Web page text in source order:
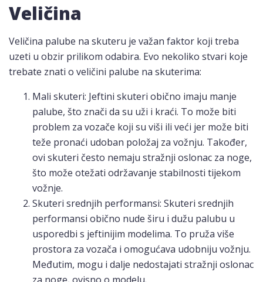
Veličina
Veličina palube na skuteru je važan faktor koji treba
uzeti u obzir prilikom odabira. Evo nekoliko stvari koje
trebate znati o veličini palube na skuterima:
Mali skuteri: Jeftini skuteri obično imaju manje
palube, što znači da su uži i kraći. To može biti
problem za vozače koji su viši ili veći jer može biti
teže pronaći udoban položaj za vožnju. Također,
ovi skuteri često nemaju stražnji oslonac za noge,
što može otežati održavanje stabilnosti tijekom
vožnje.
Skuteri srednjih performansi: Skuteri srednjih
performansi obično nude širu i dužu palubu u
usporedbi s jeftinijim modelima. To pruža više
prostora za vozača i omogućava udobniju vožnju.
Međutim, mogu i dalje nedostajati stražnji oslonac